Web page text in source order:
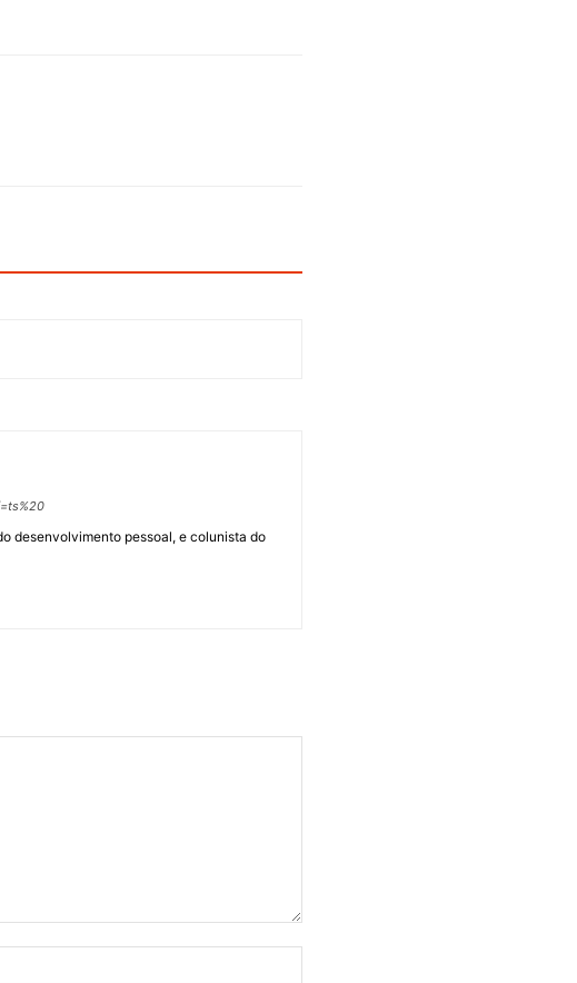
desenvolvimento pessoal, e colunista do